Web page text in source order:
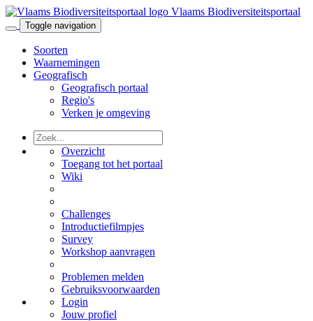
Vlaams Biodiversiteitsportaal
Toggle navigation
Soorten
Waarnemingen
Geografisch
Geografisch portaal
Regio's
Verken je omgeving
Overzicht
Toegang tot het portaal
Wiki
Challenges
Introductiefilmpjes
Survey
Workshop aanvragen
Problemen melden
Gebruiksvoorwaarden
Login
Jouw profiel